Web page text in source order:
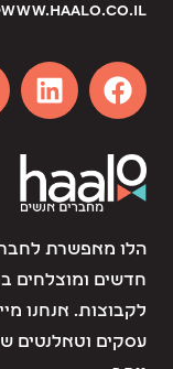
הלו מאפשרת
חדשים ומוצלחים
לקבוצות. אנחנו
עסקים וטאלנטים